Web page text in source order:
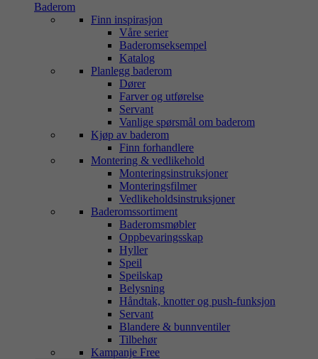
Baderom
Finn inspirasjon
Våre serier
Baderomseksempel
Katalog
Planlegg baderom
Dører
Farver og utførelse
Servant
Vanlige spørsmål om baderom
Kjøp av baderom
Finn forhandlere
Montering & vedlikehold
Monteringsinstruksjoner
Monteringsfilmer
Vedlikeholdsinstruksjoner
Baderomssortiment
Baderomsmøbler
Oppbevaringsskap
Hyller
Speil
Speilskap
Belysning
Håndtak, knotter og push-funksjon
Servant
Blandere & bunnventiler
Tilbehør
Kampanje Free